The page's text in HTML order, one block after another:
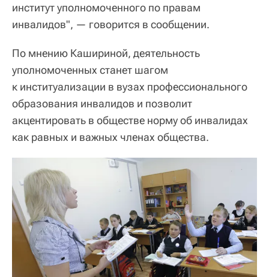
институт уполномоченного по правам
инвалидов", — говорится в сообщении.
По мнению Кашириной, деятельность
уполномоченных станет шагом
к институализации в вузах профессионального
образования инвалидов и позволит
акцентировать в обществе норму об инвалидах
как равных и важных членах общества.